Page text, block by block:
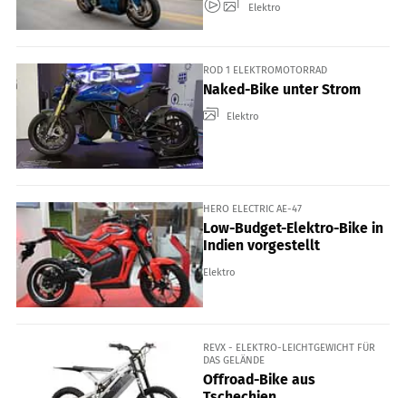
Elektro
ROD 1 ELEKTROMOTORRAD
Naked-Bike unter Strom
Elektro
HERO ELECTRIC AE-47
Low-Budget-Elektro-Bike in
Indien vorgestellt
Elektro
REVX - ELEKTRO-LEICHTGEWICHT FÜR
DAS GELÄNDE
Offroad-Bike aus